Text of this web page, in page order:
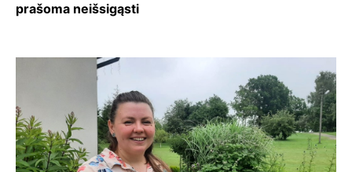
prašoma neišsigąsti